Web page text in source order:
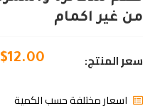
من غير اكمام
سعر المنتج: $12.00
اسعار مختلفة حسب الكمية